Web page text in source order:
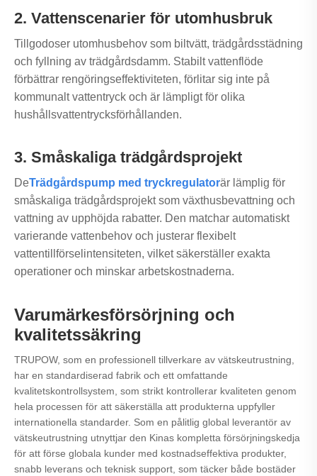
2. Vattenscenarier för utomhusbruk
Tillgodoser utomhusbehov som biltvätt, trädgårdsstädning
och fyllning av trädgårdsdamm. Stabilt vattenflöde
förbättrar rengöringseffektiviteten, förlitar sig inte på
kommunalt vattentryck och är lämpligt för olika
hushållsvattentrycksförhållanden.
3. Småskaliga trädgårdsprojekt
DeTrädgårdspump med tryckregulatorär lämplig för
småskaliga trädgårdsprojekt som växthusbevattning och
vattning av upphöjda rabatter. Den matchar automatiskt
varierande vattenbehov och justerar flexibelt
vattentillförselintensiteten, vilket säkerställer exakta
operationer och minskar arbetskostnaderna.
Varumärkesförsörjning och
kvalitetssäkring
TRUPOW, som en professionell tillverkare av vätskeutrustning,
har en standardiserad fabrik och ett omfattande
kvalitetskontrollsystem, som strikt kontrollerar kvaliteten genom
hela processen för att säkerställa att produkterna uppfyller
internationella standarder. Som en pålitlig global leverantör av
vätskeutrustning utnyttjar den Kinas kompletta försörjningskedja
för att förse globala kunder med kostnadseffektiva produkter,
snabb leverans och teknisk support, som täcker både bostäder